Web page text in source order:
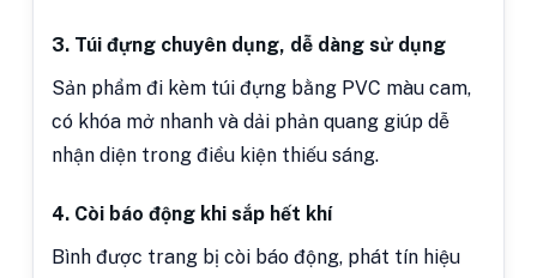
3. Túi đựng chuyên dụng, dễ dàng sử dụng
Sản phẩm đi kèm túi đựng bằng PVC màu cam,
có khóa mở nhanh và dải phản quang giúp dễ
nhận diện trong điều kiện thiếu sáng.
4. Còi báo động khi sắp hết khí
Bình được trang bị còi báo động, phát tín hiệu